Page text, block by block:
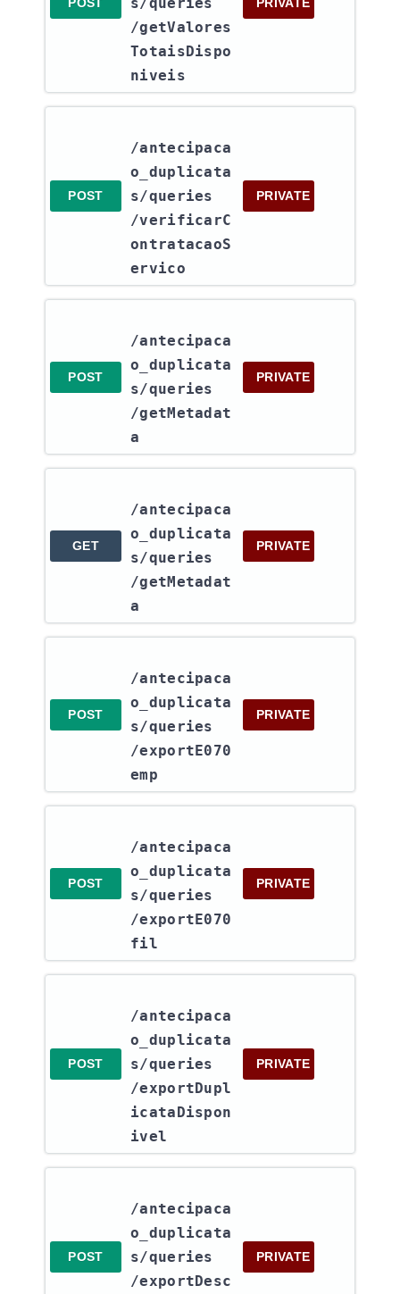
/getValores
TotaisDispo
niveis
POST
/antecipaca
o_duplicata
s​/queries​
/verificarC
ontratacaoS
ervico
PRIVATE
POST
/antecipaca
o_duplicata
s​/queries​
/getMetadat
a
PRIVATE
GET
/antecipaca
o_duplicata
s​/queries​
/getMetadat
a
PRIVATE
POST
/antecipaca
o_duplicata
s​/queries​
/exportE070
emp
PRIVATE
POST
/antecipaca
o_duplicata
s​/queries​
/exportE070
fil
PRIVATE
POST
/antecipaca
o_duplicata
s​/queries​
/exportDupl
icataDispon
ivel
PRIVATE
POST
/antecipaca
o_duplicata
s​/queries​
/exportDesc
PRIVATE